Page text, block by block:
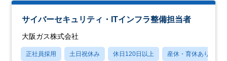
サイバーセキュリティ・ITインフラ整備担当者
大阪ガス株式会社
正社員採用 土日祝休み 休日120日以上 産休・育休あり